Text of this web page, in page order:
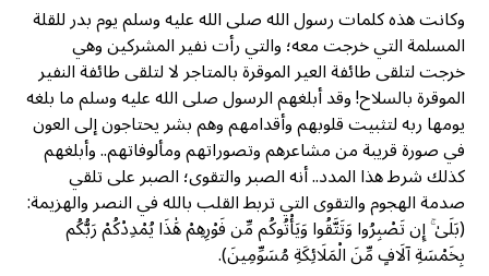
وكانت هذه كلمات رسول الله صلى الله عليه وسلم يوم بدر للقلة
المسلمة التي خرجت معه؛ والتي رأت نفير المشركين وهي
خرجت لتلقى طائفة العير الموقرة بالمتاجر لا لتلقى طائفة النفير
الموقرة بالسلاح! وقد أبلغهم الرسول صلى الله عليه وسلم ما بلغه
يومها ربه لتثبيت قلوبهم وأقدامهم وهم بشر يحتاجون إلى العون
في صورة قريبة من مشاعرهم وتصوراتهم ومألوفاتهم.. وأبلغهم
كذلك شرط هذا المدد.. أنه الصبر والتقوى؛ الصبر على تلقي
صدمة الهجوم والتقوى التي تربط القلب بالله في النصر والهزيمة:
(بَلَىٰ ۚ إِن تَصْبِرُوا وَتَتَّقُوا وَيَأْتُوكُم مِّن فَوْرِهِمْ هَٰذَا يُمْدِدْكُمْ رَبُّكُم
بِخَمْسَةِ آلَافٍ مِّنَ الْمَلَائِكَةِ مُسَوِّمِينَ).